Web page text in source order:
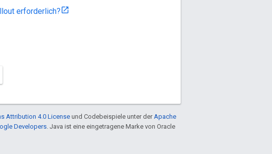
erforderlich?
Attribution 4.0 License und Codebeispiele unter derApache
Developers. Java ist eine eingetragene Marke von Oracle